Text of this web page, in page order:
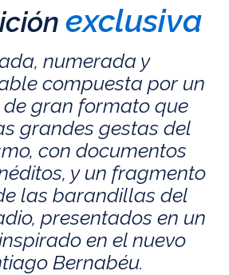
exclusiva
numerada y
compuesta por un
gran formato que
grandes gestas del
con documentos
y un fragmento
las barandillas del
presentados en un
en el nuevo
Bernabéu.